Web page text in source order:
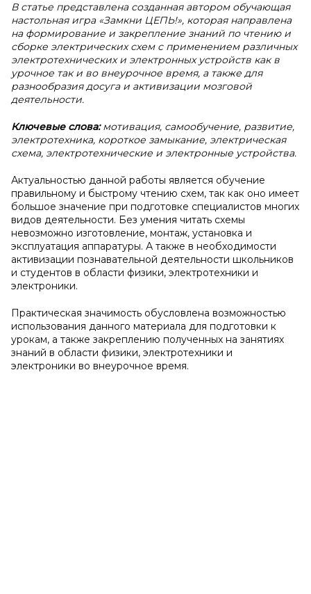
В статье представлена созданная автором обучающая
настольная игра «Замкни ЦЕПЬ!», которая направлена
на формирование и закрепление знаний по чтению и
сборке электрических схем с применением различных
электротехнических и электронных устройств как в
урочное так и во внеурочное время, а также для
разнообразия досуга и активизации мозговой
деятельности.
Ключевые слова:мотивация, самообучение, развитие,
электротехника, короткое замыкание, электрическая
схема, электротехнические и электронные устройства.
Актуальностью данной работы является обучение
правильному и быстрому чтению схем, так как оно имеет
большое значение при подготовке специалистов многих
видов деятельности. Без умения читать схемы
невозможно изготовление, монтаж, установка и
эксплуатация аппаратуры. А также в необходимости
активизации познавательной деятельности школьников
и студентов в области физики, электротехники и
электроники.
Практическая значимость обусловлена возможностью
использования данного материала для подготовки к
урокам, а также закреплению полученных на занятиях
знаний в области физики, электротехники и
электроники во внеурочное время.